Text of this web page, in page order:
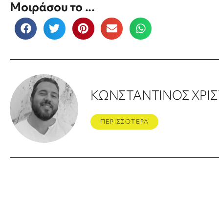
Μοιράσου το ...
ΚΩΝΣΤΑΝΤΙΝΟΣ
ΠΕΡΙΣΣΟΤΕΡΑ